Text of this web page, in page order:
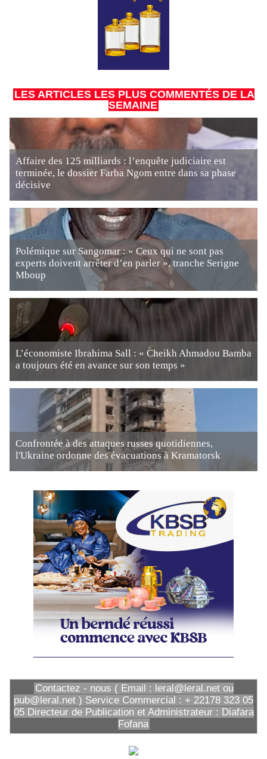
LES ARTICLES LES PLUS COMMENTÉS DE LA
SEMAINE
Affaire des 125 milliards : l’enquête judiciaire est
terminée, le dossier Farba Ngom entre dans sa phase
décisive
Polémique sur Sangomar : « Ceux qui ne sont pas
experts doivent arrêter d’en parler », tranche Serigne
Mboup
L’économiste Ibrahima Sall : « Cheikh Ahmadou Bamba
a toujours été en avance sur son temps »
Confrontée à des attaques russes quotidiennes,
l'Ukraine ordonne des évacuations à Kramatorsk
Contactez - nous ( Email : leral@leral.net ou
pub@leral.net ) Service Commercial : + 22178 323 05
05 Directeur de Publication et Administrateur : Diafara
Fofana